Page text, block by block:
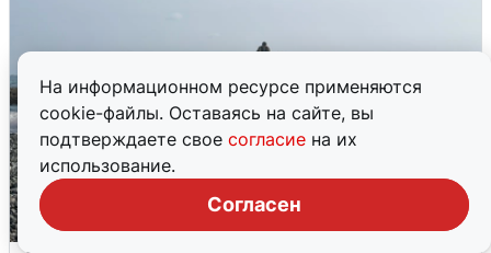
На информационном ресурсе применяются
cookie-файлы. Оставаясь на сайте, вы
подтверждаете свое согласие на их
использование.
Согласен